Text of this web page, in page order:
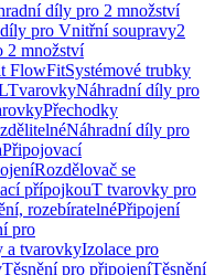
díly pro 2 množství
pro Vnitřní soupravy2
2 množství
FlowFitSystémové trubky
TvarovkyNáhradní díly pro
Přechodky
Náhradní díly pro
Připojovací
Rozdělovač se
přípojkouT tvarovky pro
rozebíratelnéPřipojení
pro
a tvarovkyIzolace pro
Těsnění pro připojeníTěsnění